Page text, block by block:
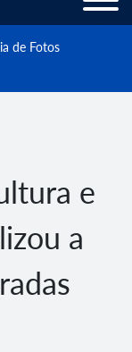
de Fotos
e
a